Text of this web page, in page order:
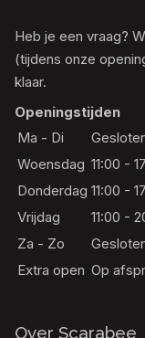
Heb je een vraag?
(tijdens onze
klaar.
Openingstijden
Ma - Di
Woensdag 11:00 -
Donderdag 11:00 -
Vrijdag
11:00 -
Za - Zo
Extra open Op
Over Scarabee